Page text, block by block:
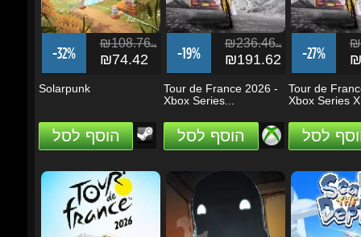
Solarpunk
הוסף לסל
Tour de France 2026 -
Xbox Series...
הוסף לסל
Tour de
Xbox Series
לסל